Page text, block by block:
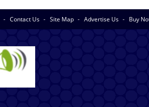
Contact Us Site Map Advertise Us Buy